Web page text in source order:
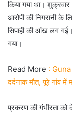
किया गया था।
आरोपी की निगरानी के
सिपाही की आंख लग गई।
गया।
Read More :
दर्दनाक मौत, पूरे गांव में
प्रकरण की गंभीरता को